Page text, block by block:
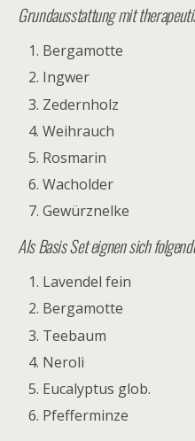
Grundausstattung mit
Bergamotte
Ingwer
Zedernholz
Weihrauch
Rosmarin
Wacholder
Gewürznelke
Als Basis Set eignen sich
Lavendel fein
Bergamotte
Teebaum
Neroli
Eucalyptus glob.
Pfefferminze